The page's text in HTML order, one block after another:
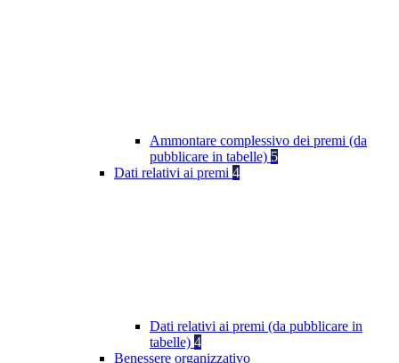
Ammontare complessivo dei premi (da
pubblicare in tabelle) 5
Dati relativi ai premi 4
Dati relativi ai premi (da pubblicare in
tabelle) 4
Benessere organizzativo